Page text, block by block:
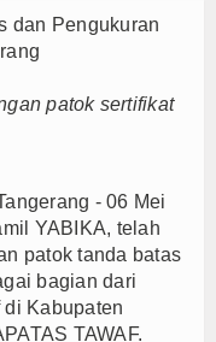
Kelola dan Pelayanan
Berani Kritik
Beri Penjelasan
Tetap Aman
dan Bermartabat
Piala Presiden 2026
Negeri
Pemkab Barito
se-Kalteng 2026
Kelola dan Pelayanan
patok sertifikat
- 06 Mei
YABIKA, telah
patok tanda batas
bagian dari
Kabupaten
TAWAF.